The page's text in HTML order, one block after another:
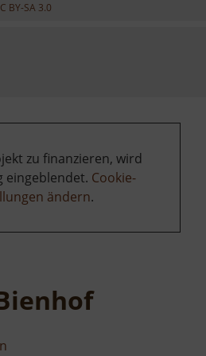
BY-SA 3.0
zu finanzieren, wird
eingeblendet. Cookie-
ändern.